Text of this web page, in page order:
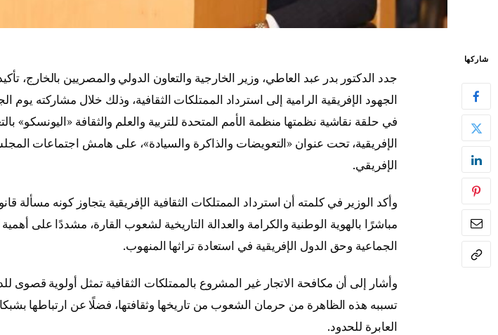
شاركها
جدد الدكتور بدر عبد العاطي، وزير الخارجية والتعاون الدولي والمصريين بالخارج،
في حلقة نقاشية نظمتها منظمة الأمم المتحدة للتربية والعلم والثقافة «اليونسكو»
الإفريقية، تحت عنوان «التعويضات والذاكرة والسيادة»، على هامش اجتماعات
الإفريقي.
وأكد الوزير في كلمته أن استرداد الممتلكات الثقافية الإفريقية يتجاوز كونه مسألة
مباشرًا بالهوية الوطنية والكرامة والعدالة التاريخية لشعوب القارة، مشددًا على
الجماعية وحق الدول الإفريقية في استعادة تراثها المنهوب.
وأشار إلى أن مكافحة الاتجار غير المشروع بالممتلكات الثقافية تمثل أولوية قصوى
تسببه هذه الظاهرة من حرمان الشعوب من تاريخها وثقافتها، فضلًا عن ارتباطها
العابرة للحدود.